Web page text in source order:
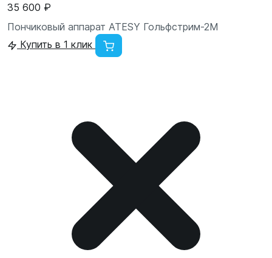
35 600 ₽
Пончиковый аппарат ATESY Гольфстрим-2М
Купить в 1 клик